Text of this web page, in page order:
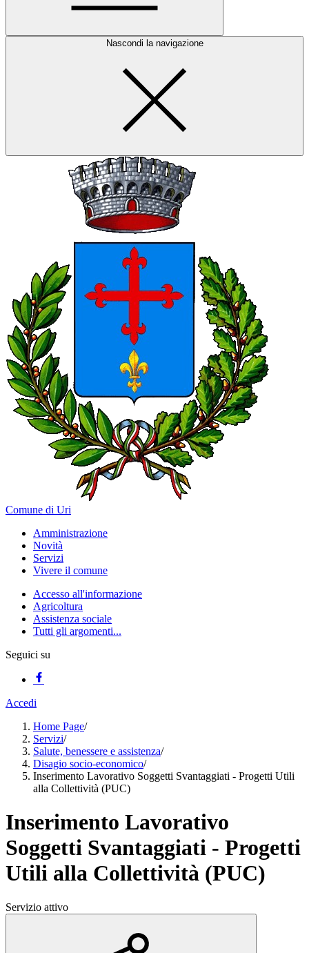
Nascondi la navigazione
Comune di Uri
Amministrazione
Novità
Servizi
Vivere il comune
Accesso all'informazione
Agricoltura
Assistenza sociale
Tutti gli argomenti...
Seguici su
Accedi
Home Page/
Servizi/
Salute, benessere e assistenza/
Disagio socio-economico/
Inserimento Lavorativo Soggetti Svantaggiati - Progetti Utili
alla Collettività (PUC)
Inserimento Lavorativo
Soggetti Svantaggiati - Progetti
Utili alla Collettività (PUC)
Servizio attivo